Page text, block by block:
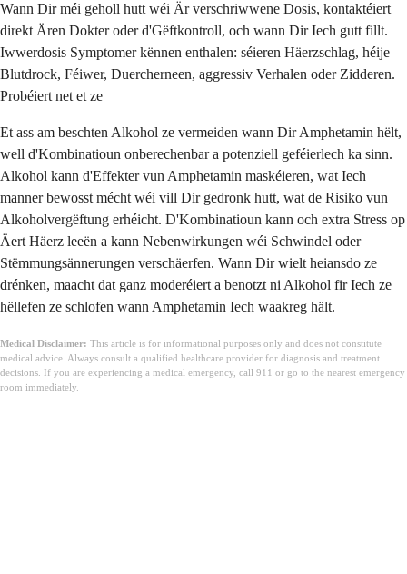
Wann Dir méi geholl hutt wéi Är verschriwwene Dosis, kontaktéiert
direkt Ären Dokter oder d'Gëftkontroll, och wann Dir Iech gutt fillt.
Iwwerdosis Symptomer kënnen enthalen: séieren Häerzschlag, héije
Blutdrock, Féiwer, Duercherneen, aggressiv Verhalen oder Zidderen.
Probéiert net et ze
Et ass am beschten Alkohol ze vermeiden wann Dir Amphetamin hëlt,
well d'Kombinatioun onberechenbar a potenziell geféierlech ka sinn.
Alkohol kann d'Effekter vun Amphetamin maskéieren, wat Iech
manner bewosst mécht wéi vill Dir gedronk hutt, wat de Risiko vun
Alkoholvergëftung erhéicht. D'Kombinatioun kann och extra Stress op
Äert Häerz leeën a kann Nebenwirkungen wéi Schwindel oder
Stëmmungsännerungen verschäerfen. Wann Dir wielt heiansdo ze
drénken, maacht dat ganz moderéiert a benotzt ni Alkohol fir Iech ze
hëllefen ze schlofen wann Amphetamin Iech waakreg hält.
Medical Disclaimer: This article is for informational purposes only and does not constitute
medical advice. Always consult a qualified healthcare provider for diagnosis and treatment
decisions. If you are experiencing a medical emergency, call 911 or go to the nearest emergency
room immediately.